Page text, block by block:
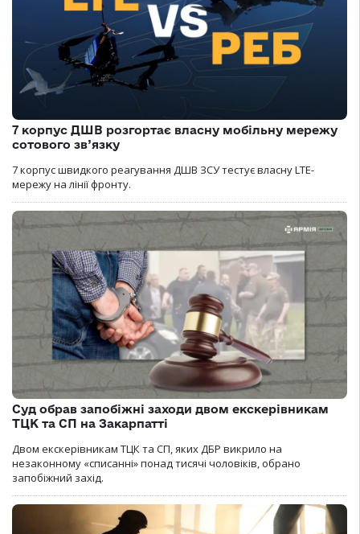
7 корпус ДШВ розгортає власну мобільну мережу
сотового зв’язку
7 корпус швидкого реагування ДШВ ЗСУ тестує власну LTE-
мережу на лінії фронту.
Суд обрав запобіжні заходи двом екскерівникам
ТЦК та СП на Закарпатті
Двом екскерівникам ТЦК та СП, яких ДБР викрило на
незаконному «списанні» понад тисячі чоловіків, обрано
запобіжний захід.